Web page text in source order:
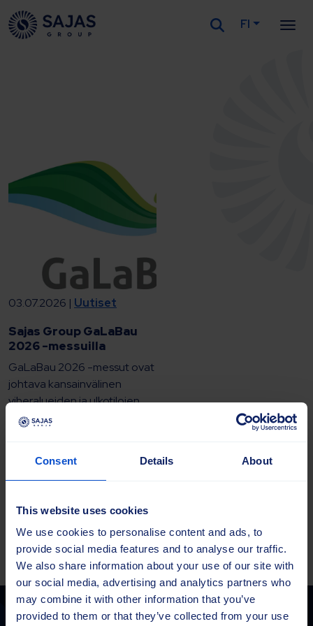
Consent Details About
This website uses cookies
We use cookies to personalise content and ads, to
provide social media features and to analyse our traffic.
We also share information about your use of our site with
our social media, advertising and analytics partners who
may combine it with other information that you’ve
provided to them or that they’ve collected from your use
Siirry sisältöön
FI
03.07.2026 | Uutiset
Sajas Group GaLaBau
2026 -messuilla
GaLaBau 2026 -messut ovat
johtava kansainvälinen
viheralueiden ja ulkotilojen
alan messutapahtuma.
Nürnbergissä, Saksassa.
GaLaBau kokoaa...
Lue lisää